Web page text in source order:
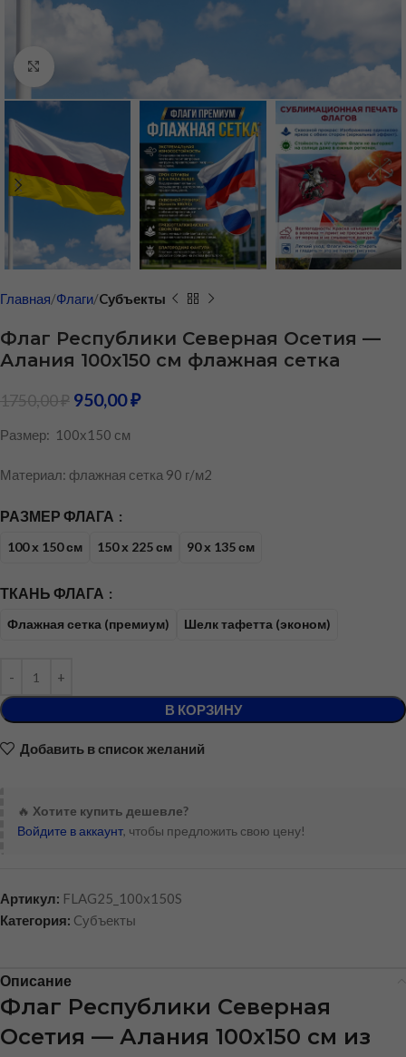
Нажмите, чтобы увеличить
Главная Флаги Cубъекты
Флаг Республики Северная Осетия —
Алания 100х150 см флажная сетка
1750,00₽ 950,00₽
Размер: 100х150 см
Материал: флажная сетка 90 г/м2
РАЗМЕР ФЛАГА
100 х 150 см 150 х 225 см 90 х 135 см
ТКАНЬ ФЛАГА
Флажная сетка (премиум) Шелк тафетта (эконом)
В КОРЗИНУ
Добавить в список желаний
🔥 Хотите купить дешевле?
Войдите в аккаунт, чтобы предложить свою цену!
Артикул: FLAG25_100x150S
Категория: Cубъекты
Описание
Флаг Республики Северная
Осетия — Алания 100х150 см из